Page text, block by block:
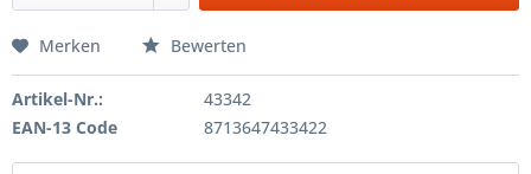
Merken Bewerten
Artikel-Nr.:
43342
EAN-13 Code
8713647433422